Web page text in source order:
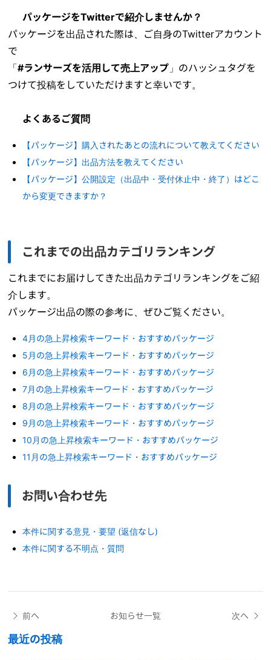
パッケージをTwitterで紹介しませんか？
パッケージを出品された際は、ご自身のTwitterアカウント
で
「#ランサーズを活用して売上アップ 」のハッシュタグを
つけて投稿をしていただけますと幸いです。
よくあるご質問
【パッケージ】購入されたあとの流れについて教えてください
【パッケージ】出品方法を教えてください
【パッケージ】公開設定（出品中・受付休止中・終了）はどこ
から変更できますか？
これまでの出品カテゴリランキング
これまでにお届けしてきた出品カテゴリランキングをご紹
介します。
パッケージ出品の際の参考に、ぜひご覧ください。
4月の急上昇検索キーワード・おすすめパッケージ
5月の急上昇検索キーワード・おすすめパッケージ
6月の急上昇検索キーワード・おすすめパッケージ
7月の急上昇検索キーワード・おすすめパッケージ
8月の急上昇検索キーワード・おすすめパッケージ
9月の急上昇検索キーワード・おすすめパッケージ
10月の急上昇検索キーワード・おすすめパッケージ
11月の急上昇検索キーワード・おすすめパッケージ
お問い合わせ先
本件に関する意見・要望 (返信なし)
本件に関する不明点・質問
前へ お知らせ一覧 次へ
最近の投稿